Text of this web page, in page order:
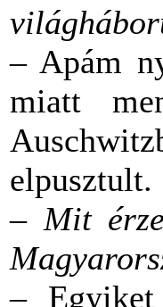
– Apám
miatt
elpusztult.
– Mit
–